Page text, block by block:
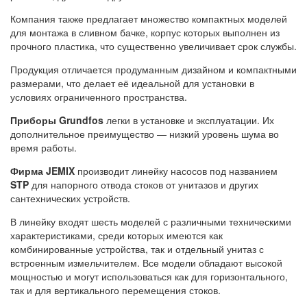
Компания также предлагает множество компактных моделей
для монтажа в сливном бачке, корпус которых выполнен из
прочного пластика, что существенно увеличивает срок службы.
Продукция отличается продуманным дизайном и компактными
размерами, что делает её идеальной для установки в
условиях ограниченного пространства.
Приборы Grundfos легки в установке и эксплуатации. Их
дополнительное преимущество — низкий уровень шума во
время работы.
Фирма JEMIX производит линейку насосов под названием
STP для напорного отвода стоков от унитазов и других
сантехнических устройств.
В линейку входят шесть моделей с различными техническими
характеристиками, среди которых имеются как
комбинированные устройства, так и отдельный унитаз с
встроенным измельчителем. Все модели обладают высокой
мощностью и могут использоваться как для горизонтального,
так и для вертикального перемещения стоков.